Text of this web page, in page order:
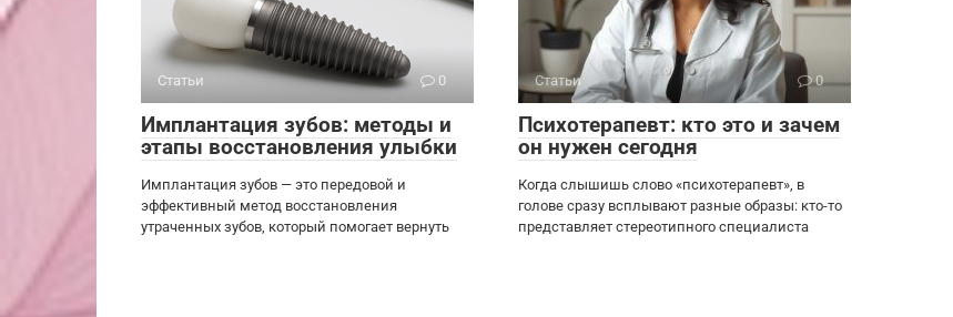
Статьи 0
Имплантация зубов: методы и
этапы восстановления улыбки
Имплантация зубов — это передовой и
эффективный метод восстановления
утраченных зубов, который помогает вернуть
Статьи 0
Психотерапевт: кто это и зачем
он нужен сегодня
Когда слышишь слово «психотерапевт», в
голове сразу всплывают разные образы: кто-то
представляет стереотипного специалиста